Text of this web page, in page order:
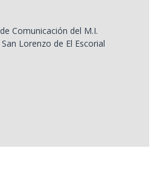
Comunicación del M.I.
Lorenzo de El Escorial